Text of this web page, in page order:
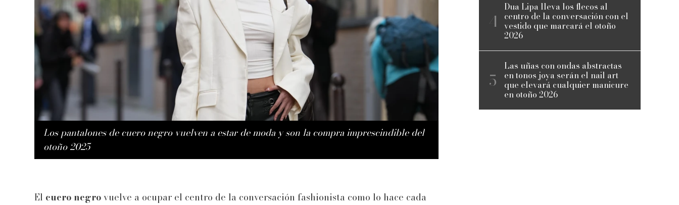
Los pantalones de cuero negro vuelven a estar de moda y son la compra imprescindible del
otoño 2025
El cuero negrovuelve a ocupar el centro de la conversación fashionista como lo hace cada
Dua Lipa lleva los flecos al
centro de la conversación con el
vestido que marcará el otoño
2026
Las uñas con ondas abstractas
en tonos joya serán el nail art
que elevará cualquier manicure
en otoño 2026